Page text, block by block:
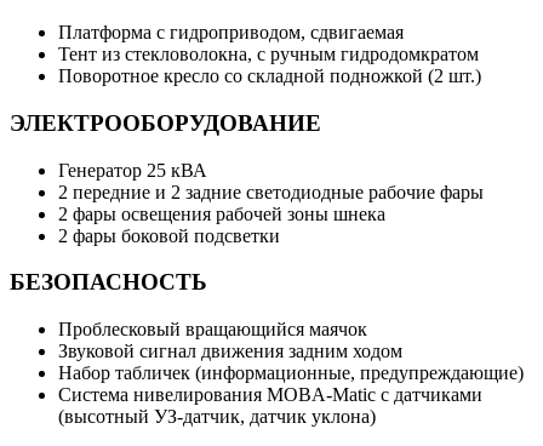
Платформа с гидроприводом, сдвигаемая
Тент из стекловолокна, с ручным гидродомкратом
Поворотное кресло со складной подножкой (2 шт.)
ЭЛЕКТРООБОРУДОВАНИЕ
Генератор 25 кВА
2 передние и 2 задние светодиодные рабочие фары
2 фары освещения рабочей зоны шнека
2 фары боковой подсветки
БЕЗОПАСНОСТЬ
Проблесковый вращающийся маячок
Звуковой сигнал движения задним ходом
Набор табличек (информационные, предупреждающие)
Система нивелирования MOBA-Matic с датчиками
(высотный УЗ-датчик, датчик уклона)